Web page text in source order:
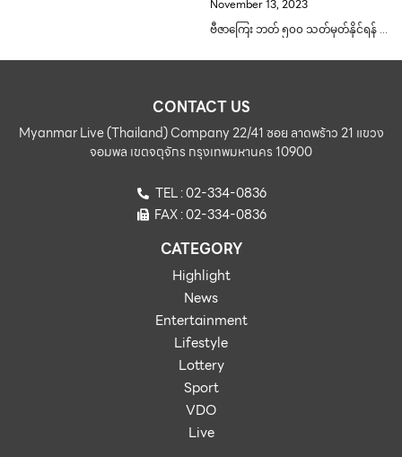
November 13, 2023
ဗီဇာကြေး ဘတ် ၅၀၀ သတ်မှတ်နိုင်ရန် …
CONTACT US
Myanmar Live (Thailand) Company 22/41 ซอย ลาดพร้าว 21 แขวง
จอมพล เขตจตุจักร กรุงเทพมหานคร 10900
TEL : 02-334-0836
FAX : 02-334-0836
CATEGORY
Highlight
News
Entertainment
Lifestyle
Lottery
Sport
VDO
Live